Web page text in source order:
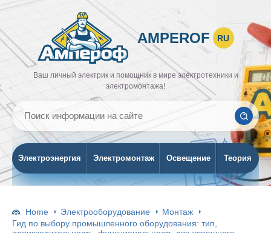
AMPEROF RU
Ваш личный электрик и помощник в мире электротехники и
электромонтажа!
Электроэнергия Электромонтаж Освещение Теория
Home Электрооборудование
Монтаж
Гид по выбору промышленного оборудования: тип,